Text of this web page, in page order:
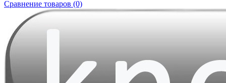
Сравнение товаров (0)